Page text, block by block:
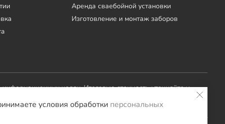
Аренда сваебойной установки
Изготовление и монтаж заборов
целях. Итоговую стоимость уточняйте у
условия обработки персональных